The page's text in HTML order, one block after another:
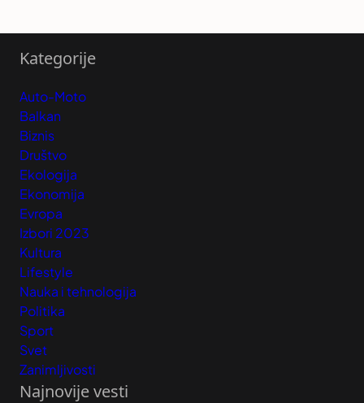
Kategorije
Auto-Moto
Balkan
Biznis
Društvo
Ekologija
Ekonomija
Evropa
Izbori 2023
Kultura
Lifestyle
Nauka i tehnologija
Politika
Sport
Svet
Zanimljivosti
Najnovije vesti